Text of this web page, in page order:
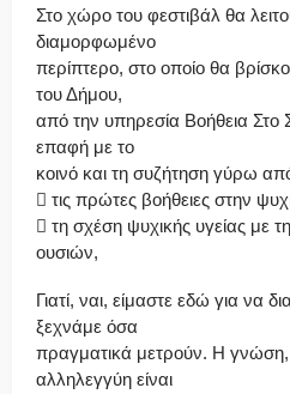
Στο χώρο του φεστιβάλ θα
διαμορφωμένο
περίπτερο, στο οποίο θα
του Δήμου,
από την υπηρεσία Βοήθεια Στο
επαφή με το
κοινό και τη συζήτηση γύρω
 τις πρώτες βοήθειες στην
 τη σχέση ψυχικής υγείας με
ουσιών,
Γιατί, ναι, είμαστε εδώ για να
ξεχνάμε όσα
πραγματικά μετρούν. Η
αλληλεγγύη είναι